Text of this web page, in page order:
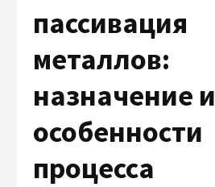
пассивация
металлов:
назначение и
особенности
процесса